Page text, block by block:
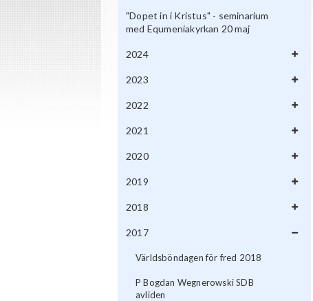
"Dopet in i Kristus" - seminarium
med Equmeniakyrkan 20 maj
2024
2023
2022
2021
2020
2019
2018
2017
Världsböndagen för fred 2018
P Bogdan Wegnerowski SDB
avliden